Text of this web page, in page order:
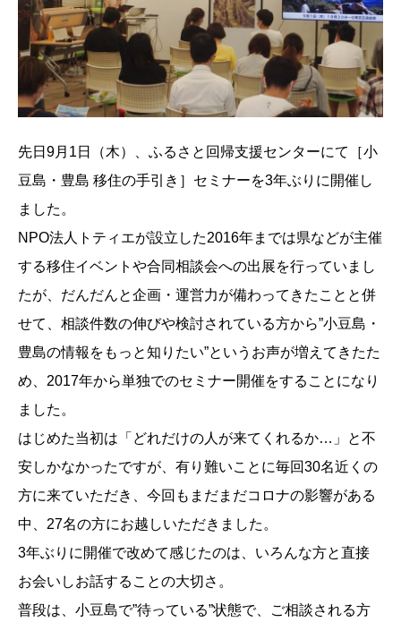
先日9月1日（木）、ふるさと回帰支援センターにて［小
豆島・豊島 移住の手引き］セミナーを3年ぶりに開催し
ました。
NPO法人トティエが設立した2016年までは県などが主催
する移住イベントや合同相談会への出展を行っていまし
たが、だんだんと企画・運営力が備わってきたことと併
せて、相談件数の伸びや検討されている方から”小豆島・
豊島の情報をもっと知りたい”というお声が増えてきたた
め、2017年から単独でのセミナー開催をすることになり
ました。
はじめた当初は「どれだけの人が来てくれるか…」と不
安しかなかったですが、有り難いことに毎回30名近くの
方に来ていただき、今回もまだまだコロナの影響がある
中、27名の方にお越しいただきました。
3年ぶりに開催で改めて感じたのは、いろんな方と直接
お会いしお話することの大切さ。
普段は、小豆島で”待っている”状態で、ご相談される方